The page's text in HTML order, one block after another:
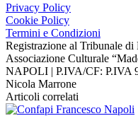
Privacy Policy
Cookie Policy
Termini e Condizioni
Registrazione al Tribunale
Associazione Culturale
NAPOLI | P.IVA/CF: P.IVA
Nicola Marrone
Articoli correlati